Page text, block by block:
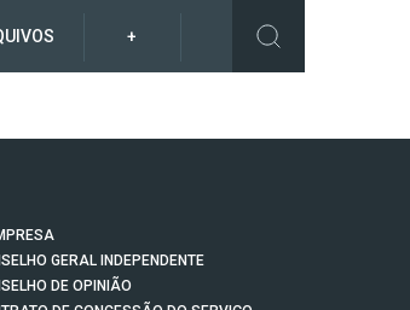
+
GERAL INDEPENDENTE
DE OPINIÃO